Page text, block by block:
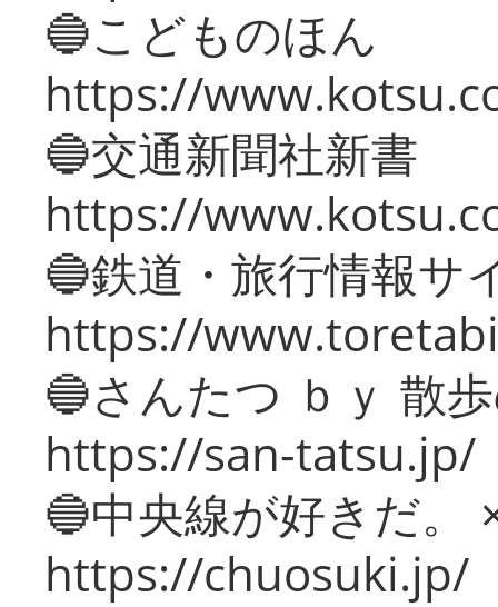
🔵こどものほん
https://
🔵交通新聞社新書
https://
🔵鉄道・旅行情報サ
https://
🔵さんたつ ｂｙ 散
https://san-tatsu.jp/
🔵中央線が好きだ。
https://chuosuki.jp/